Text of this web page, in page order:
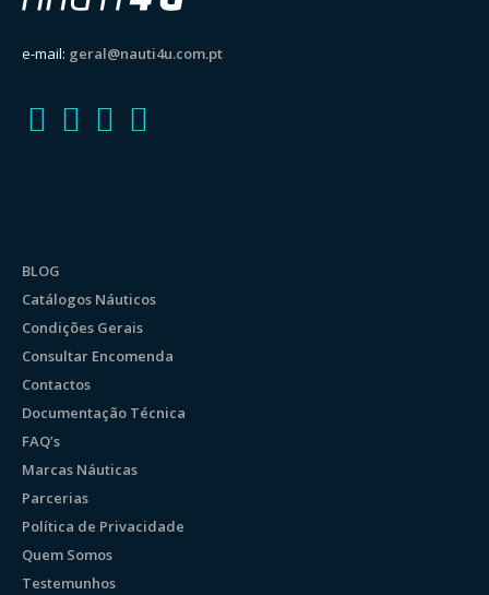
e-mail: geral@nauti4u.com.pt
BLOG
Catálogos Náuticos
Condições Gerais
Consultar Encomenda
Contactos
Documentação Técnica
FAQ’s
Marcas Náuticas
Parcerias
Política de Privacidade
Quem Somos
Testemunhos